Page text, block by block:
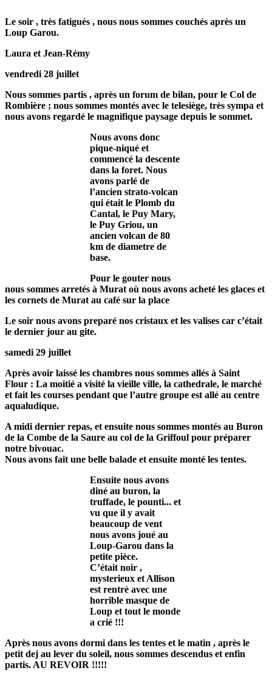
Le soir , très fatigués , nous nous sommes couchés après un
Loup Garou.
Laura et Jean-Rémy
vendredi 28 juillet
Nous sommes partis , après un forum de bilan, pour le Col de
Rombière ; nous sommes montés avec le telesiège, très sympa et
nous avons regardé le magnifique paysage depuis le sommet.
Nous avons donc
pique-niqué et
commencé la descente
dans la foret. Nous
avons parlé de
l’ancien strato-volcan
qui était le Plomb du
Cantal, le Puy Mary,
le Puy Griou, un
ancien volcan de 80
km de diametre de
base.
Pour le gouter nous
nous sommes arretés à Murat où nous avons acheté les glaces et
les cornets de Murat au café sur la place
Le soir nous avons preparé nos cristaux et les valises car c’était
le dernier jour au gite.
samedi 29 juillet
Après avoir laissé les chambres nous sommes allés à Saint
Flour : La moitié a visité la vieille ville, la cathedrale, le marché
et fait les courses pendant que l’autre groupe est allé au centre
aqualudique.
A midi dernier repas, et ensuite nous sommes montés au Buron
de la Combe de la Saure au col de la Griffoul pour préparer
notre bivouac.
Nous avons fait une belle balade et ensuite monté les tentes.
Ensuite nous avons
diné au buron, la
truffade, le pounti... et
vu que il y avait
beaucoup de vent
nous avons joué au
Loup-Garou dans la
petite pièce.
C’était noir ,
mysterieux et Allison
est rentrè avec une
horrible masque de
Loup et tout le monde
a crié !!!
Après nous avons dormi dans les tentes et le matin , après le
petit dej au lever du soleil, nous sommes descendus et enfin
partis. AU REVOIR !!!!!